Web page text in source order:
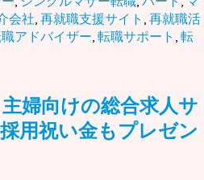
会社, 再就職支援サイト , 再就職活
アドバイザー, 転職サポート , 転
婦向けの総合求人サ
用祝い金もプレゼン